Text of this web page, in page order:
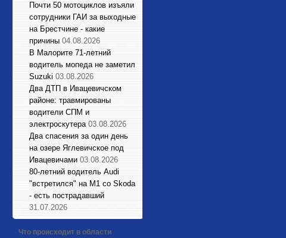
Почти 50 мотоциклов изъяли
сотрудники ГАИ за выходные
на Брестчине - какие
причины 04.08.2026
В Малорите 71-летний
водитель мопеда не заметил
Suzuki 03.08.2026
Два ДТП в Ивацевичском
районе: травмированы
водители СПМ и
электроскутера 03.08.2026
Два спасения за один день
на озере Яглевичское под
Ивацевичами 03.08.2026
80-летний водитель Audi
"встретился" на М1 со Skoda
- есть пострадавший
31.07.2026
Что происходит в области